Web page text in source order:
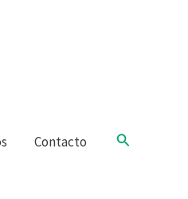
Contacto Buscar